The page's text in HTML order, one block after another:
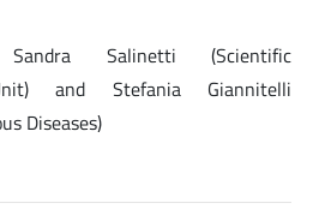
Salinetti (Scientific
and Stefania Giannitelli
Diseases)